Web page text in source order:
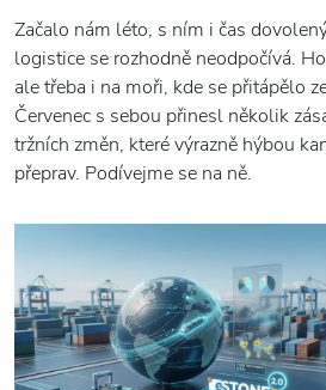
Začalo nám léto, s ním i čas
logistice se rozhodně neodpočívá.
ale třeba i na moři, kde se přitápělo
Červenec s sebou přinesl několik
tržních změn, které výrazně hýbou
přeprav. Podívejme se na ně.